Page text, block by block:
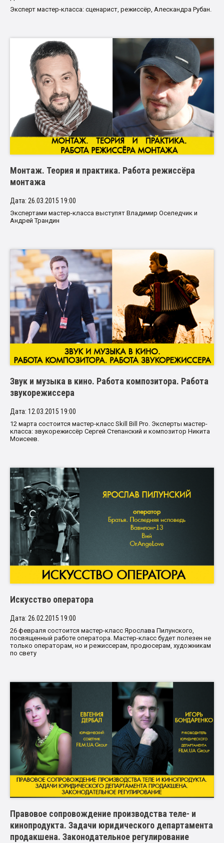
Эксперт мастер-класса: сценарист, режиссёр, Алескандра Рубан.
Монтаж. Теория и практика. Работа режиссёра
монтажа
Дата: 26.03.2015 19:00
Экспертами мастер-класса выступят Владимир Оселедчик и
Андрей Трандин
Звук и музыка в кино. Работа композитора. Работа
звукорежиссера
Дата: 12.03.2015 19:00
12 марта состоится мастер-класс Skill Bill Pro. Эксперты мастер-
класса: звукорежиссёр Сергей Степанский и композитор Никита
Моисеев.
Искусство оператора
Дата: 26.02.2015 19:00
26 февраля состоится мастер-класс Ярослава Пилунского,
посвященный работе оператора. Мастер-класс будет полезен не
только операторам, но и режиссерам, продюсерам, художникам
по свету
Правовое сопровождение производства теле- и
кинопродукта. Задачи юридического департамента
продакшена. Законодательное регулирование